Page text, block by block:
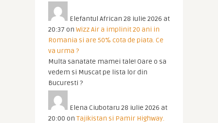
Elefantul African 28 iulie 2026 at
20:37 on Wizz Air a implinit 20 ani in
Romania si are 50% cota de piata. Ce
va urma ?
Multa sanatate mamei tale! Oare o sa
vedem si Muscat pe lista lor din
Bucuresti ?
Elena Ciubotaru 28 iulie 2026 at
20:00 on Tajikistan si Pamir Highway.